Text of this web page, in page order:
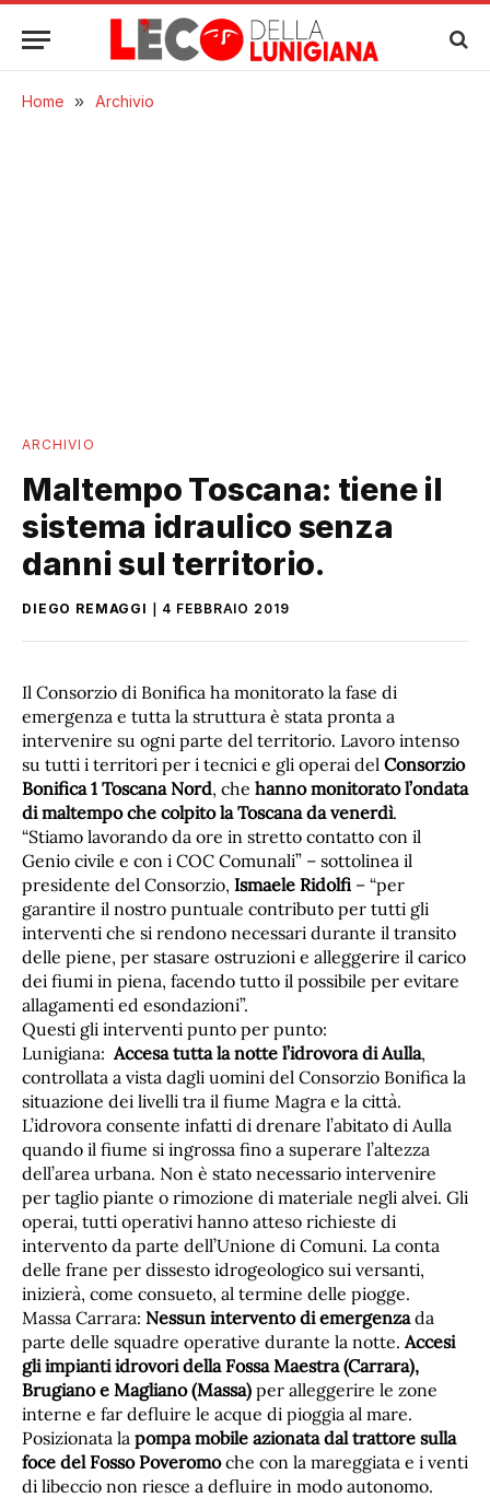
Home » Archivio
ARCHIVIO
Maltempo Toscana: tiene il
sistema idraulico senza
danni sul territorio.
DIEGO REMAGGI 4 FEBBRAIO 2019
Il Consorzio di Bonifica ha monitorato la fase di
emergenza e tutta la struttura è stata pronta a
intervenire su ogni parte del territorio. Lavoro intenso
su tutti i territori per i tecnici e gli operai del Consorzio
Bonifica 1 Toscana Nord, che hanno monitorato l’ondata
di maltempo che colpito la Toscana da venerdì.
“Stiamo lavorando da ore in stretto contatto con il
Genio civile e con i COC Comunali” – sottolinea il
presidente del Consorzio, Ismaele Ridolfi – “per
garantire il nostro puntuale contributo per tutti gli
interventi che si rendono necessari durante il transito
delle piene, per stasare ostruzioni e alleggerire il carico
dei fiumi in piena, facendo tutto il possibile per evitare
allagamenti ed esondazioni”.
Questi gli interventi punto per punto:
Lunigiana: Accesa tutta la notte l’idrovora di Aulla,
controllata a vista dagli uomini del Consorzio Bonifica la
situazione dei livelli tra il fiume Magra e la città.
L’idrovora consente infatti di drenare l’abitato di Aulla
quando il fiume si ingrossa fino a superare l’altezza
dell’area urbana. Non è stato necessario intervenire
per taglio piante o rimozione di materiale negli alvei. Gli
operai, tutti operativi hanno atteso richieste di
intervento da parte dell’Unione di Comuni. La conta
delle frane per dissesto idrogeologico sui versanti,
inizierà, come consueto, al termine delle piogge.
Massa Carrara: Nessun intervento di emergenzada
parte delle squadre operative durante la notte. Accesi
gli impianti idrovori della Fossa Maestra (Carrara),
Brugiano e Magliano (Massa) per alleggerire le zone
interne e far defluire le acque di pioggia al mare.
Posizionata la pompa mobile azionata dal trattore sulla
foce del Fosso Poveromoche con la mareggiata e i venti
di libeccio non riesce a defluire in modo autonomo.